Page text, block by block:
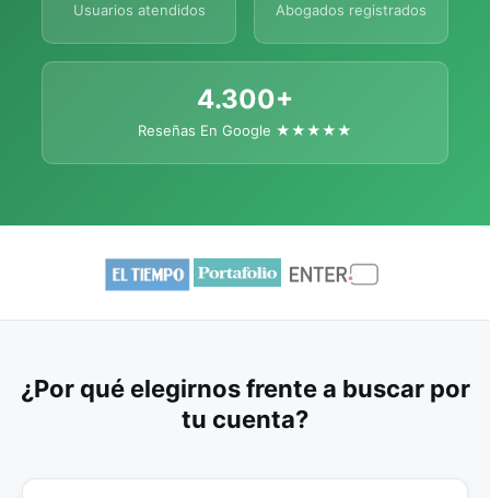
Usuarios atendidos Abogados registrados
4.300+
Reseñas En Google ★★★★★
¿Por qué elegirnos frente a buscar por
tu cuenta?